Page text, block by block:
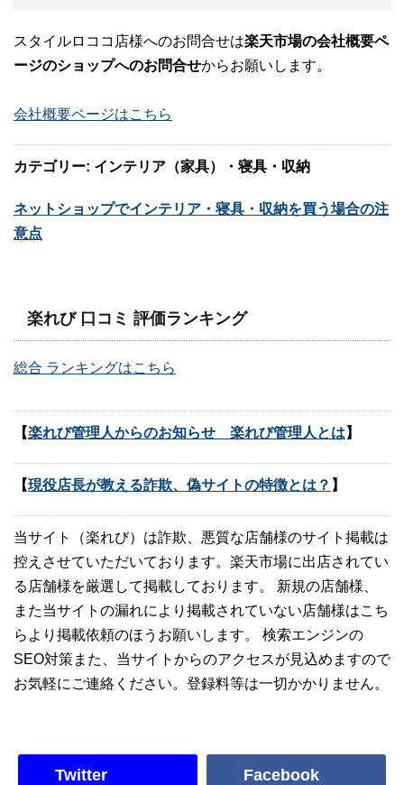
スタイルロココ店様へのお問合せは楽天市場の会社概要ペ
ージのショップへのお問合せからお願いします。
会社概要ページはこちら
カテゴリー: インテリア（家具）・寝具・収納
ネットショップでインテリア・寝具・収納を買う場合の注
意点
楽れび 口コミ 評価ランキング
総合 ランキングはこちら
【楽れび管理人からのお知らせ 楽れび管理人とは 】
【現役店長が教える詐欺、偽サイトの特徴とは？ 】
当サイト（楽れび）は詐欺、悪質な店舗様のサイト掲載は
控えさせていただいております。楽天市場に出店されてい
る店舗様を厳選して掲載しております。 新規の店舗様、
また当サイトの漏れにより掲載されていない店舗様はこち
らより掲載依頼のほうお願いします。 検索エンジンの
SEO対策また、当サイトからのアクセスが見込めますので
お気軽にご連絡ください。登録料等は一切かかりません。
Twitter Facebook